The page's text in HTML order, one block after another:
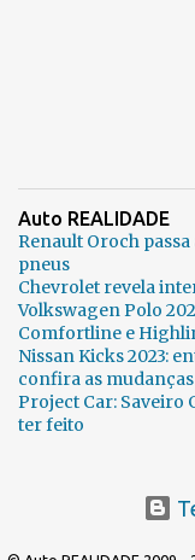
Auto REALIDADE
Renault Oroch
pneus
Chevrolet revela
Volkswagen Polo
Comfortline e
Nissan Kicks 2023:
confira as mudanças
Project Car: Saveiro
ter feito